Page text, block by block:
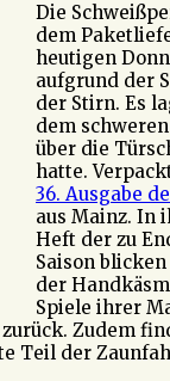
Die
dem
heutigen
aufgrund der
der Stirn. Es
dem
über die
hatte.
36. Ausgabe
aus Mainz. In
Heft der zu
Saison blicken
der
Spiele ihrer
zurück. Zudem
Teil der